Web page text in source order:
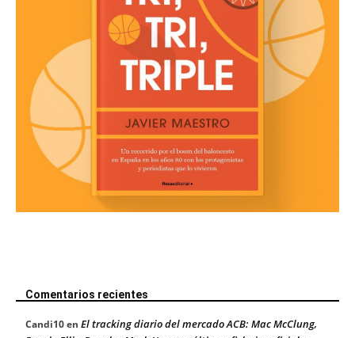
Comentarios recientes
Candi10en El tracking diario del mercado ACB: Mac McClung,